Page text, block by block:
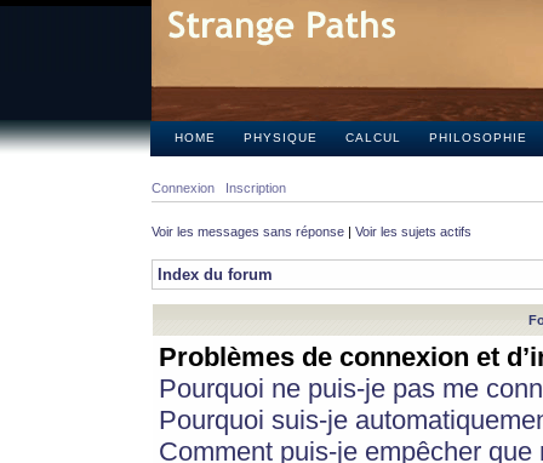
HOME PHYSIQUE CALCUL PHILOSOPHIE
Connexion Inscription
Voir les messages sans réponse | Voir les sujets actifs
Index du forum
Problèmes de connexion et
Pourquoi ne puis-je pas me
Pourquoi suis-je
Comment puis-je empêcher